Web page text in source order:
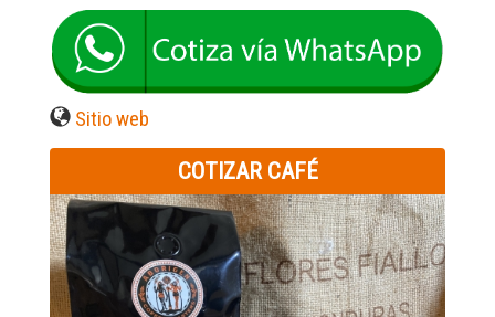
Sitio web
COTIZAR CAFÉ
Previous
Next